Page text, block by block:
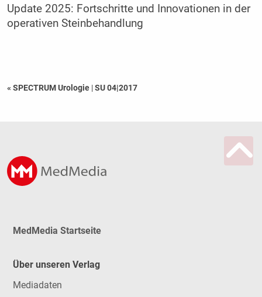
Update 2025: Fortschritte und Innovationen in der
operativen Steinbehandlung
« SPECTRUM Urologie |SU 04|2017
MedMedia Startseite
Über unseren Verlag
Mediadaten